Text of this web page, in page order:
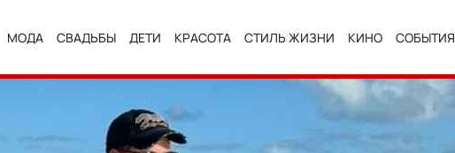
МОДА СВАДЬБЫ ДЕТИ КРАСОТА СТИЛЬ ЖИЗНИ КИНО СОБЫТИЯ